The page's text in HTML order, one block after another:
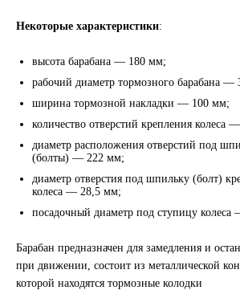
ВАЗ
МАЗ
КАМАЗ
ГАЗ
ПАЗ, КАВЗ
КРАЗ
Некоторые характеристики:
высота барабана — 180 мм;
рабочий диаметр тормозного барабана —
ширина тормозной накладки — 100 мм;
количество отверстий крепления колеса
диаметр расположения отверстий под
(болты) — 222 мм;
диаметр отверстия под шпильку (болт)
колеса — 28,5 мм;
посадочный диаметр под ступицу
Барабан предназначен для замедления и
при движении, состоит из металлической
которой находятся тормозные колодки